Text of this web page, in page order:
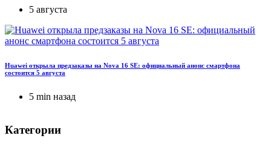
5 августа
Huawei открыла предзаказы на Nova 16 SE: официальный анонс смартфона
состоится 5 августа
5 min назад
Категории